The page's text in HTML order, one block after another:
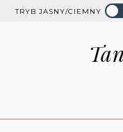
TRYB JASNY/CIEMNY